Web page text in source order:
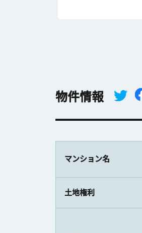
物件情報
マンション名
土地権利